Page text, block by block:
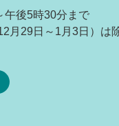
午後5時30分まで
月29日～1月3日）は